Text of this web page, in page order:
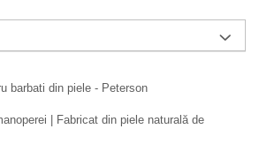
barbati din piele - Peterson
| Fabricat din piele naturală de